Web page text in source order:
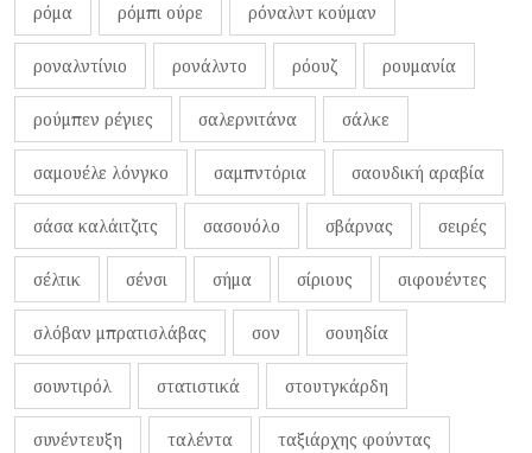
ρόμα ρόμπι ούρε ρόναλντ κούμαν
ροναλντίνιο ρονάλντο ρόουζ ρουμανία
ρούμπεν ρέγιες σαλερνιτάνα σάλκε
σαμουέλε λόνγκο σαμπντόρια σαουδική αραβία
σάσα καλάιτζιτς σασουόλο σβάρνας σειρές
σέλτικ σένσι σήμα σίριους σιφουέντες
σλόβαν μπρατισλάβας σον σουηδία
σουντιρόλ στατιστικά στουτγκάρδη
συνέντευξη ταλέντα ταξιάρχης φούντας